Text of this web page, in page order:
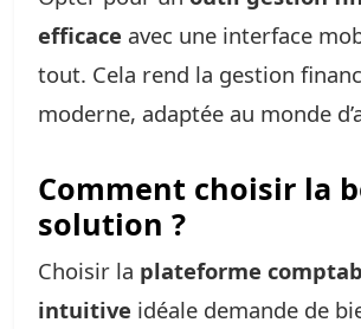
efficace avec une interface
tout. Cela rend la gestion
moderne, adaptée au monde
Comment choisir la
solution ?
Choisir la plateforme
intuitive idéale demande de